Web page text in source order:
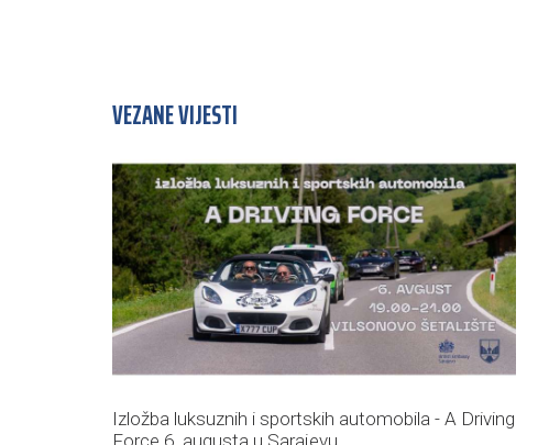
VEZANE VIJESTI
Izložba luksuznih i sportskih automobila - A Driving